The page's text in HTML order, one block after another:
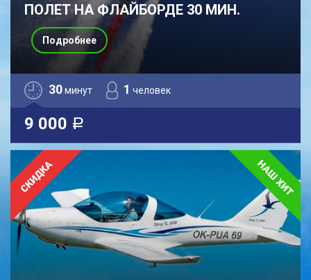
ПОЛЕТ НА ФЛАЙБОРДЕ 30 МИН.
30минут 1 человек
9 000 a
Подробнее